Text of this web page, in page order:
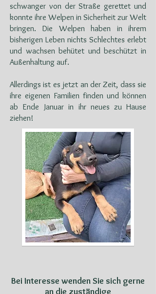
schwanger von der Straße gerettet und
konnte ihre Welpen in Sicherheit zur Welt
bringen. Die Welpen haben in ihrem
bisherigen Leben nichts Schlechtes erlebt
und wachsen behütet und beschützt in
Außenhaltung auf.
Allerdings ist es jetzt an der Zeit, dass sie
ihre eigenen Familien finden und können
ab Ende Januar in ihr neues zu Hause
ziehen!
Bei Interesse wenden Sie sich gerne
an die zuständige